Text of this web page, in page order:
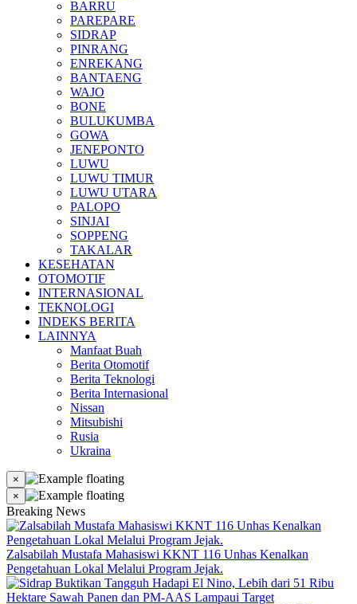
BARRU
PAREPARE
SIDRAP
PINRANG
ENREKANG
BANTAENG
WAJO
BONE
BULUKUMBA
GOWA
JENEPONTO
LUWU
LUWU TIMUR
LUWU UTARA
PALOPO
SINJAI
SOPPENG
TAKALAR
KESEHATAN
OTOMOTIF
INTERNASIONAL
TEKNOLOGI
INDEKS BERITA
LAINNYA
Manfaat Buah
Berita Otomotif
Berita Teknologi
Berita Internasional
Nissan
Mitsubishi
Rusia
Ukraina
×
×
Breaking News
Zalsabilah Mustafa Mahasiswi KKNT 116 Unhas Kenalkan
Pengetahuan Lokal Melalui Program Jejak.